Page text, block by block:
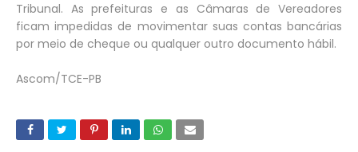
Tribunal. As prefeituras e as Câmaras de Vereadores
ficam impedidas de movimentar suas contas bancárias
por meio de cheque ou qualquer outro documento hábil.
Ascom/TCE-PB